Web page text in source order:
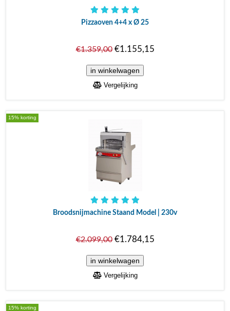
Pizzaoven 4+4 x Ø 25
€1.359,00€1.155,15
Vergelijking
15% korting
Broodsnijmachine Staand Model | 230v
€2.099,00€1.784,15
Vergelijking
15% korting